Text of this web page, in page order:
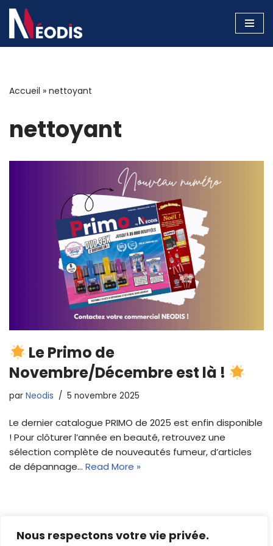
Nous respectons votre vie privée.
Aller
au
Accueil » nettoyant
nettoyant
Le Primo de
Novembre/Décembre est là !
par Neodis 5 novembre 2025
Le dernier catalogue PRIMO de 2025 est enfin disponible
! Pour clôturer l’année en beauté, retrouvez une
sélection complète de nouveautés fumeur, d’articles
de dépannage… Read More »